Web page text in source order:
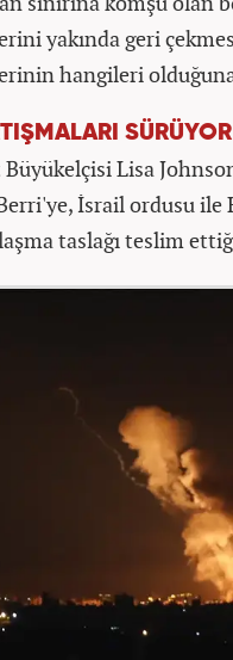
yakında geri
hangileri
SÜRÜYOR
Lisa
İsrail ordusu ile
taslağı teslim